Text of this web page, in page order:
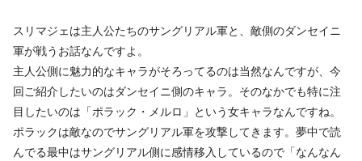
スリマジェは主人公たちのサングリアル軍と、敵側のダンセイニ
軍が戦うお話なんですよ。
主人公側に魅力的なキャラがそろってるのは当然なんですが、今
回ご紹介したいのはダンセイニ側のキャラ。そのなかでも特に注
目したいのは「ポラック・メルロ」という女キャラなんですね。
ポラックは敵なのでサングリアル軍を攻撃してきます。夢中で読
んでる最中はサングリアル側に感情移入しているので「なんなん